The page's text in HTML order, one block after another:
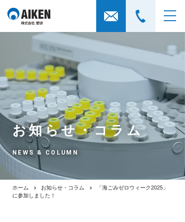
お知らせ・コラム
NEWS & COLUMN
ホーム お知らせ・コラム
「海ごみゼロウィーク2025」
に参加しました！